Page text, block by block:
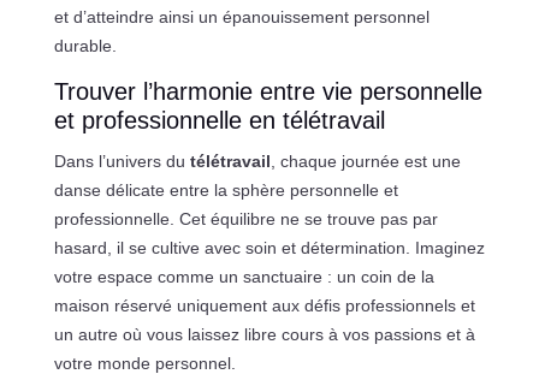
et d’atteindre ainsi un épanouissement personnel
durable.
Trouver l’harmonie entre vie personnelle
et professionnelle en télétravail
Dans l’univers du télétravail , chaque journée est une
danse délicate entre la sphère personnelle et
professionnelle. Cet équilibre ne se trouve pas par
hasard, il se cultive avec soin et détermination. Imaginez
votre espace comme un sanctuaire : un coin de la
maison réservé uniquement aux défis professionnels et
un autre où vous laissez libre cours à vos passions et à
votre monde personnel.